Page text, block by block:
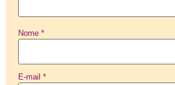
Nome *
E-mail *